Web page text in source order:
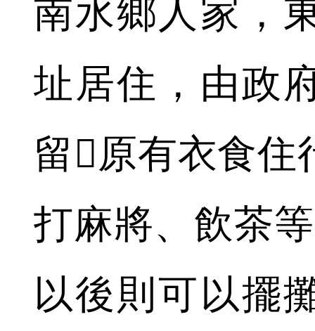
南水鄉人家，
址居住，由政
留原有衣食住
打麻將、飲茶
以後則可以擺